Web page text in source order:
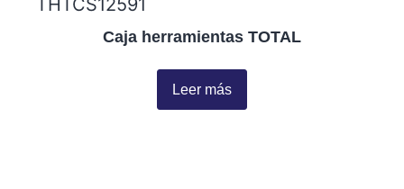
Caja herramientas TOTAL
Leer más